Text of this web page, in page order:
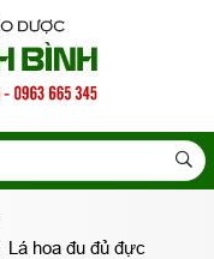
Lá hoa đu đủ đực